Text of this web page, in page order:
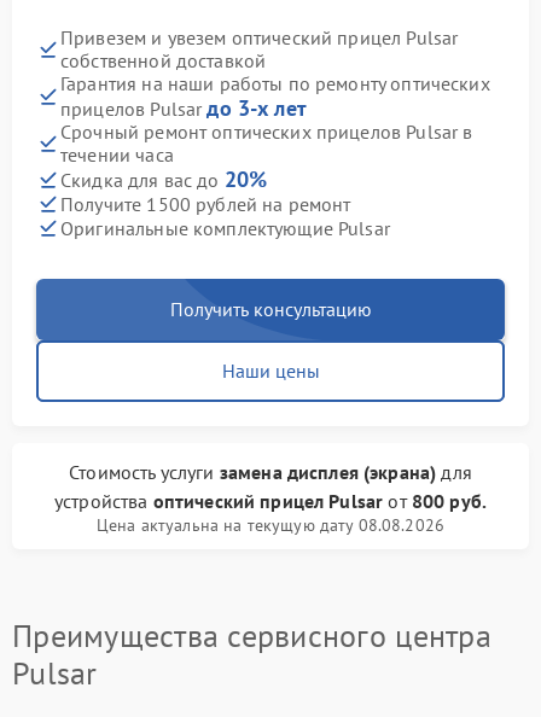
Привезем и увезем оптический прицел Pulsar
собственной доставкой
Гарантия на наши работы по ремонту оптических
прицелов Pulsarдо 3-х лет
Срочный ремонт оптических прицелов Pulsar в
течении часа
Скидка для вас до 20%
Получите 1500 рублей на ремонт
Оригинальные комплектующие Pulsar
Получить консультацию
Наши цены
Стоимость услуги замена дисплея (экрана) для
устройства оптический прицел Pulsar от 800 руб.
Цена актуальна на текущую дату 08.08.2026
Преимущества сервисного центра
Pulsar